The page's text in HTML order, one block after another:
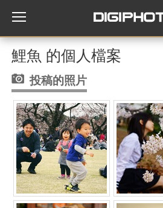
鯉魚 的個人檔案
投稿的照片